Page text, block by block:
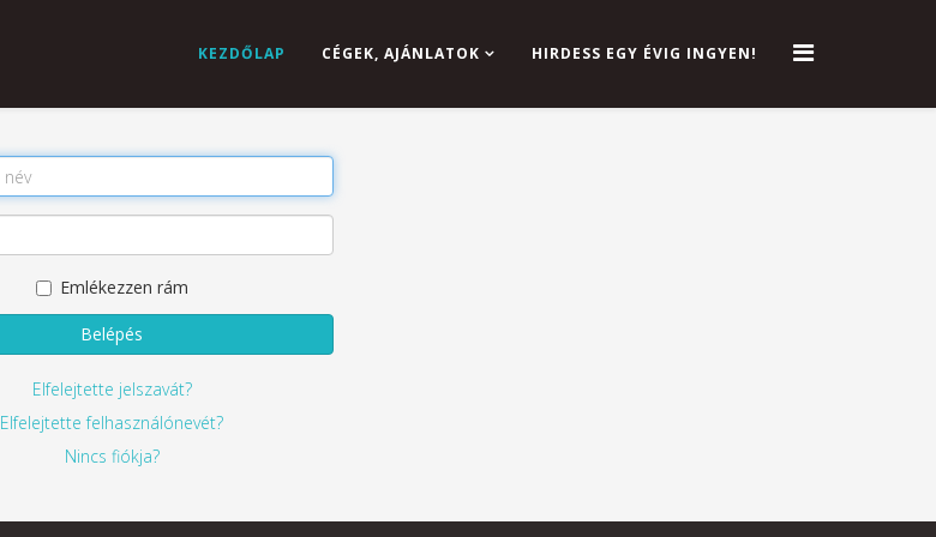
KEZDŐLAP CÉGEK, AJÁNLATOK HIRDESS EGY ÉVIG INGYEN!
Emlékezzen rám
Belépés
Elfelejtette jelszavát?
Elfelejtette felhasználónevét?
Nincs fiókja?